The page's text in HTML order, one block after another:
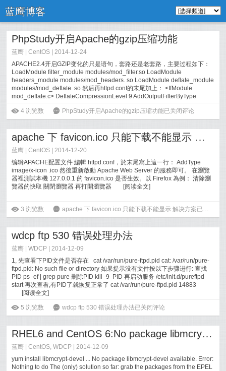
蓝鹰博客
PhpStudy开启Apache的gzip压缩功能
蓝鹰 |CentOS | 2014-12-24
APACHE2.4开启GZIP变化的只是语句，套路还是老套路，主要过程如下：
LoadModule filter_module modules/mod_filter.so LoadModule
headers_module modules/mod_headers. so LoadModule deflate_module
modules/mod_deflate. so 然后再httpd.conf的末尾加上： <IfModule
mod_deflate.c> DeflateCompressionLevel 9 AddOutputFilterByType
ė 4 浏览数 6 PhpStudy开启Apache的gzip压缩功能已关闭评论
apache 下 favicon.ico 只能下载不能显示 解决方案
蓝鹰 |CentOS | 2014-12-20
编辑APACHE配置文件 編輯 httpd.conf，於末尾寫上這一行： AddType
image/x-icon .ico 然後重新啟動 Apache Web Server 的服務即可。 在瀏覽
器裡測試本機 127.0.0.1 的 favicon.ico 是否生效。以 Firefox 為例： 清除瀏
覽器的快取 關閉瀏覽器 再打開瀏覽器
[阅读全文]
ė 3 浏览数 6 apache 下 favicon.ico 只能下载不能显示 解决方案已关闭评论
wdcp ftp 530 错误处理办法
蓝鹰 |WDCP | 2014-12-09
1, 先查看下PID文件是否存在 cat /var/run/pure-ftpd.pid cat: /var/run/pure-
ftpd.pid: No such file or directory 如果提示没有文件按以下步骤进行: 查找
PID ps -ef | grep pure 删除PID kill -9 PID 再启动服务 /etc/init.d/pureftpd
start 再次查看,有PID了就恢复正常了 cat /var/run/pure-ftpd.pid 14883
[阅读全文]
ė 5 浏览数 6 wdcp ftp 530 错误处理办法已关闭评论
RHEL6 and CentOS 6:No package libmcrypt-devel available.
蓝鹰 |CentOS,WDCP | 2014-12-09
yum install libmcrypt-devel ... No package libmcrypt-devel available. Error:
Nothing to do The (only) solution so far: grab the packages from the EPEL